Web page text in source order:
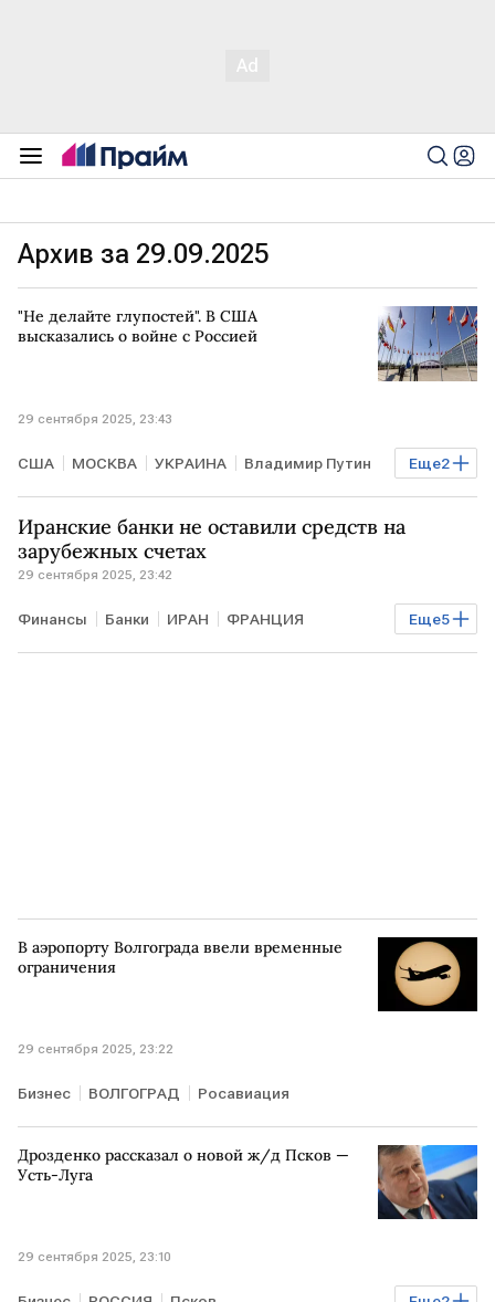
Архив за 29.09.2025
"Не делайте глупостей". В США
высказались о войне с Россией
29 сентября 2025, 23:43
Еще2
США МОСКВА УКРАИНА Владимир Путин
НАТО В мире
Иранские банки не оставили средств на
зарубежных счетах
29 сентября 2025, 23:42
Еще5
Финансы Банки ИРАН ФРАНЦИЯ
ВЕЛИКОБРИТАНИЯ МИД ЕС Совбез
В аэропорту Волгограда ввели временные
ограничения
29 сентября 2025, 23:22
Бизнес ВОЛГОГРАД Росавиация
Дрозденко рассказал о новой ж/д Псков —
Усть-Луга
29 сентября 2025, 23:10